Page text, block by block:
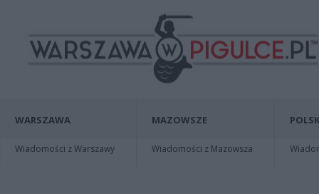
WARSZAWA
Wiadomości z Warszawy
MAZOWSZE
Wiadomości z Mazowsza